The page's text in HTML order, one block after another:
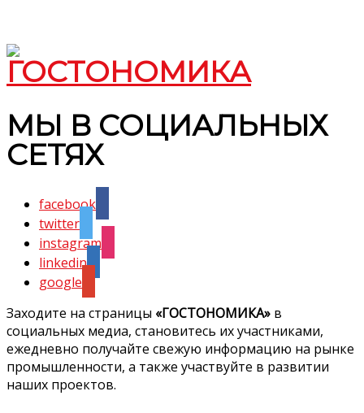
МЫ В СОЦИАЛЬНЫХ
СЕТЯХ
facebook
twitter
instagram
linkedin
google
Заходите на страницы «ГОСТОНОМИКА» в
социальных медиа, становитесь их участниками,
ежедневно получайте свежую информацию на рынке
промышленности, а также участвуйте в развитии
наших проектов.